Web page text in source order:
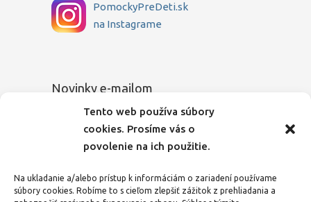
Tento web používa súbory
cookies. Prosíme vás o
povolenie na ich použitie.
Na ukladanie a/alebo prístup k informáciám o zariadení používame
súbory cookies. Robíme to s cieľom zlepšiť zážitok z prehliadania a
PomockyPreDeti.sk
na Instagrame
Novinky e-mailom
Chcete sa dozvedieť o novinkách medzi
prvými? Zadajte Vašu e-mailovú adresu a
my Vás budeme o všetkom pravidelne
E-mailová adresa